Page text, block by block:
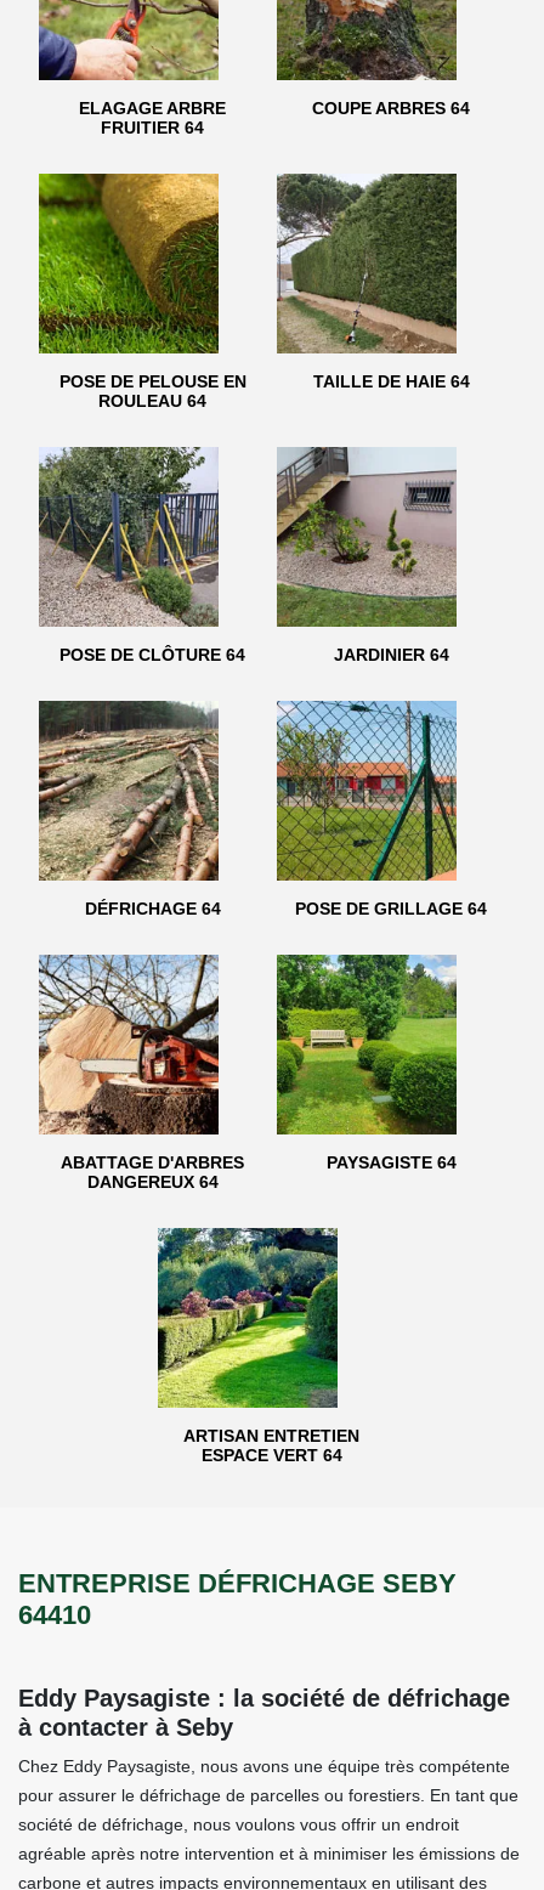
ELAGAGE ARBRE
FRUITIER 64
COUPE ARBRES 64
POSE DE PELOUSE EN
ROULEAU 64
TAILLE DE HAIE 64
POSE DE CLÔTURE 64 JARDINIER 64
DÉFRICHAGE 64 POSE DE GRILLAGE 64
ABATTAGE D'ARBRES
DANGEREUX 64
PAYSAGISTE 64
ARTISAN ENTRETIEN
ESPACE VERT 64
ENTREPRISE DÉFRICHAGE SEBY
64410
Eddy Paysagiste : la société de défrichage
à contacter à Seby
Chez Eddy Paysagiste, nous avons une équipe très compétente
pour assurer le défrichage de parcelles ou forestiers. En tant que
société de défrichage, nous voulons vous offrir un endroit
agréable après notre intervention et à minimiser les émissions de
carbone et autres impacts environnementaux en utilisant des